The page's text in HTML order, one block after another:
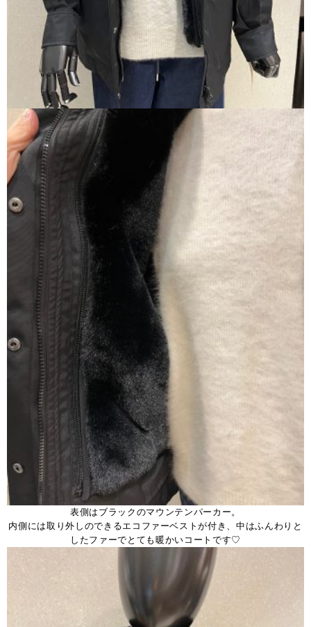
表側はブラックのマウンテンパーカー。
内側には取り外しのできるエコファーベストが付き、中はふんわりと
したファーでとても暖かいコートです♡